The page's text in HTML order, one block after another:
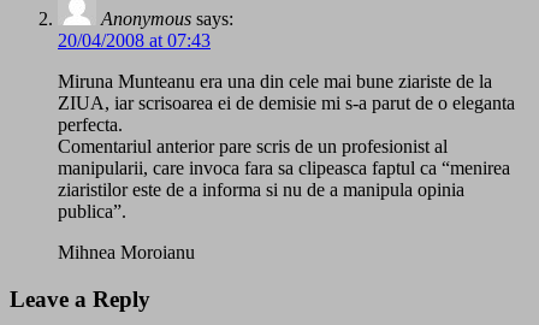
Anonymous says:
20/04/2008 at 07:43
Miruna Munteanu era una din cele mai bune ziariste de la
ZIUA, iar scrisoarea ei de demisie mi s-a parut de o eleganta
perfecta.
Comentariul anterior pare scris de un profesionist al
manipularii, care invoca fara sa clipeasca faptul ca “menirea
ziaristilor este de a informa si nu de a manipula opinia
publica”.
Mihnea Moroianu
Leave a Reply